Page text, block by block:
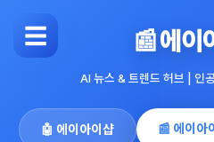
☰ 📰 에이
AI 뉴스 & 트렌드 허브 | 인
🤖 에이아이샵 📰 에이아